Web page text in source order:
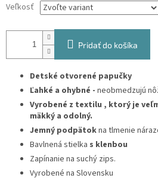
Veľkosť
Pridať do košíka
Detské otvorené papučky
Ľahké a ohybné - neobmedzujú
Vyrobené z textilu , ktorý je
mäkký a odolný.
Jemný podpätokna tlmenie
Bavlnená stielka s klenbou
Zapínanie na suchý zips.
Vyrobené na Slovensku